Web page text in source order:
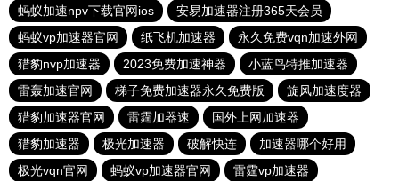
蚂蚁加速npv下载官网ios
安易加速器注册365天会员
蚂蚁vp加速器官网
纸飞机加速器
永久免费vqn加速外网
猎豹nvp加速器
2023免费加速神器
小蓝鸟特推加速器
雷轰加速官网
梯子免费加速器永久免费版
旋风加速度器
猎豹加速器官网
雷霆加器速
国外上网加速器
猎豹加速器
极光加速器 破解快连
加速器哪个好用
极光vqn官网
蚂蚁vp加速器官网 雷霆vp加速器